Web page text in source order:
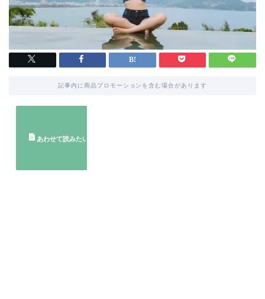
記事内に商品プロモーションを含む場合があります